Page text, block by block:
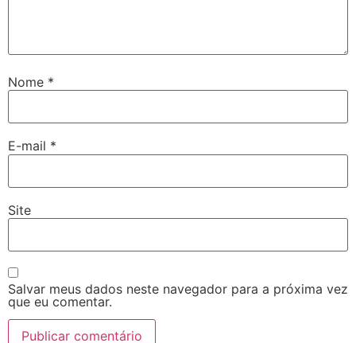
Nome *
E-mail *
Site
Salvar meus dados neste navegador para a próxima vez
que eu comentar.